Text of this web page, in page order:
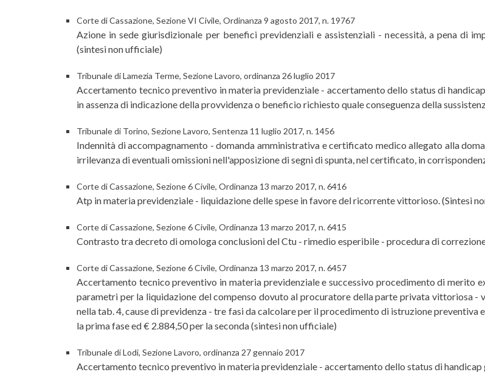
Corte di Cassazione, Sezione VI Civile, Ordinanza 9 agosto 2017, n. 19767
Azione in sede giurisdizionale per benefici previdenziali e assistenziali - necessità, a pena di
(sintesi non ufficiale)
Tribunale di Lamezia Terme, Sezione Lavoro, ordinanza 26 luglio 2017
Accertamento tecnico preventivo in materia previdenziale - accertamento dello status di
in assenza di indicazione della provvidenza o beneficio richiesto quale conseguenza della
Tribunale di Torino, Sezione Lavoro, Sentenza 11 luglio 2017, n. 1456
Indennità di accompagnamento - domanda amministrativa e certificato medico allegato alla
irrilevanza di eventuali omissioni nell'apposizione di segni di spunta, nel certificato, in
Corte di Cassazione, Sezione 6 Civile, Ordinanza 13 marzo 2017, n. 6416
Atp in materia previdenziale - liquidazione delle spese in favore del ricorrente vittorioso. (Sintesi
Corte di Cassazione, Sezione 6 Civile, Ordinanza 13 marzo 2017, n. 6415
Contrasto tra decreto di omologa conclusioni del Ctu - rimedio esperibile - procedura di
Corte di Cassazione, Sezione 6 Civile, Ordinanza 13 marzo 2017, n. 6457
Accertamento tecnico preventivo in materia previdenziale e successivo procedimento di merito
parametri per la liquidazione del compenso dovuto al procuratore della parte privata vittoriosa -
nella tab. 4, cause di previdenza - tre fasi da calcolare per il procedimento di istruzione
la prima fase ed € 2.884,50 per la seconda (sintesi non ufficiale)
Tribunale di Lodi, Sezione Lavoro, ordinanza 27 gennaio 2017
Accertamento tecnico preventivo in materia previdenziale - accertamento dello status di